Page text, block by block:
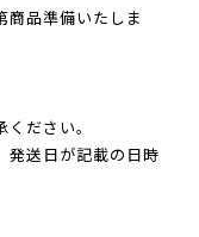
品準備いたしま
ださい。
送日が記載の日時